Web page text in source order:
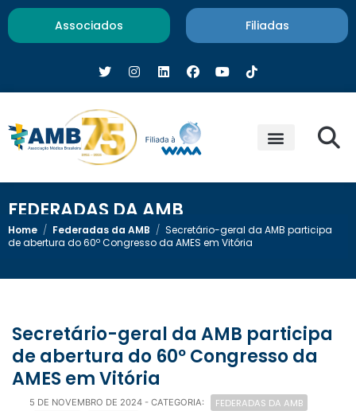
Associados Filiadas
FEDERADAS DA AMB
Home / Federadas da AMB / Secretário-geral da AMB participa
de abertura do 60º Congresso da AMES em Vitória
Secretário-geral da AMB participa
de abertura do 60º Congresso da
AMES em Vitória
5 DE NOVEMBRO DE 2024 - CATEGORIA:
FEDERADAS DA AMB